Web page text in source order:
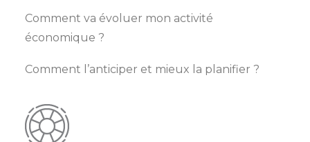
Comment va évoluer mon activité
économique ?
Comment l’anticiper et mieux la planifier ?